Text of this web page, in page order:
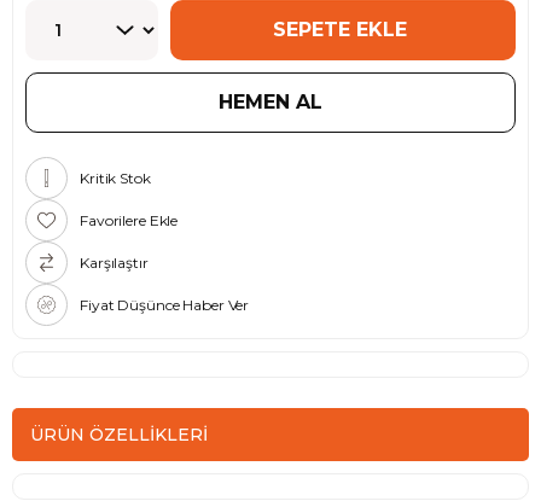
Kritik Stok
Favorilere Ekle
Karşılaştır
Fiyat Düşünce Haber Ver
ÜRÜN ÖZELLIKLERI